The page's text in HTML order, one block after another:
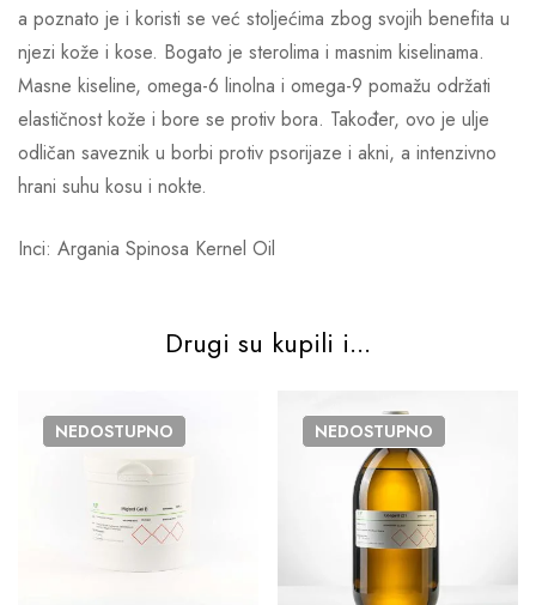
a poznato je i koristi se već stoljećima zbog svojih benefita u
njezi kože i kose. Bogato je sterolima i masnim kiselinama.
Masne kiseline, omega-6 linolna i omega-9 pomažu održati
elastičnost kože i bore se protiv bora. Također, ovo je ulje
odličan saveznik u borbi protiv psorijaze i akni, a intenzivno
hrani suhu kosu i nokte.
Inci: Argania Spinosa Kernel Oil
Drugi su kupili i...
NEDOSTUPNO NEDOSTUPNO